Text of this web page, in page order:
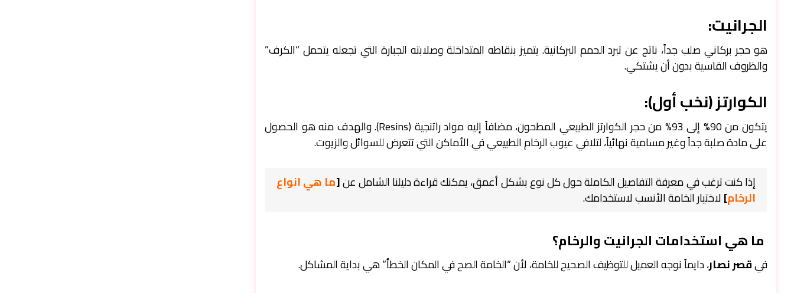
الجرانيت:
هو حجر بركاني صلب جداً، ناتج عن تبرد الحمم البركانية. يتميز بنقاطه المتداخلة وصلابته الجبارة التي تجعله يتحمل “الكرف”
والظروف القاسية بدون أن يشتكي.
الكوارتز (نخب أول):
يتكون من 90% إلى 93% من حجر الكوارتز الطبيعي المطحون، مضافاً إليه مواد راتنجية (Resins). والهدف منه هو الحصول
على مادة صلبة جداً وغير مسامية نهائياً، لتلافي عيوب الرخام الطبيعي في الأماكن التي تتعرض للسوائل والزيوت.
إذا كنت ترغب في معرفة التفاصيل الكاملة حول كل نوع بشكل أعمق، يمكنك قراءة دليلنا الشامل عن[ما هي انواع
الرخام]لاختيار الخامة الأنسب لاستخدامك.
ما هي استخدامات الجرانيت والرخام؟
فيقصر نصار، دايماً نوجه العميل للتوظيف الصحيح للخامة، لأن “الخامة الصح في المكان الخطأ” هي بداية المشاكل.